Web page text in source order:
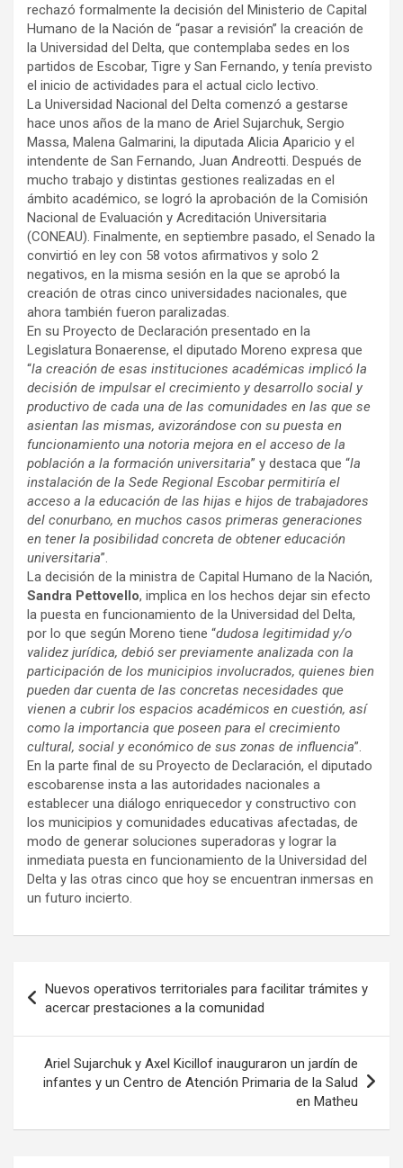
rechazó formalmente la decisión del Ministerio de Capital
Humano de la Nación de “pasar a revisión” la creación de
la Universidad del Delta, que contemplaba sedes en los
partidos de Escobar, Tigre y San Fernando, y tenía previsto
el inicio de actividades para el actual ciclo lectivo.
La Universidad Nacional del Delta comenzó a gestarse
hace unos años de la mano de Ariel Sujarchuk, Sergio
Massa, Malena Galmarini, la diputada Alicia Aparicio y el
intendente de San Fernando, Juan Andreotti. Después de
mucho trabajo y distintas gestiones realizadas en el
ámbito académico, se logró la aprobación de la Comisión
Nacional de Evaluación y Acreditación Universitaria
(CONEAU). Finalmente, en septiembre pasado, el Senado la
convirtió en ley con 58 votos afirmativos y solo 2
negativos, en la misma sesión en la que se aprobó la
creación de otras cinco universidades nacionales, que
ahora también fueron paralizadas.
En su Proyecto de Declaración presentado en la
Legislatura Bonaerense, el diputado Moreno expresa que
“la creación de esas instituciones académicas implicó la
decisión de impulsar el crecimiento y desarrollo social y
productivo de cada una de las comunidades en las que se
asientan las mismas, avizorándose con su puesta en
funcionamiento una notoria mejora en el acceso de la
población a la formación universitaria” y destaca que “la
instalación de la Sede Regional Escobar permitiría el
acceso a la educación de las hijas e hijos de trabajadores
del conurbano, en muchos casos primeras generaciones
en tener la posibilidad concreta de obtener educación
universitaria”.
La decisión de la ministra de Capital Humano de la Nación,
Sandra Pettovello, implica en los hechos dejar sin efecto
la puesta en funcionamiento de la Universidad del Delta,
por lo que según Moreno tiene “dudosa legitimidad y/o
validez jurídica, debió ser previamente analizada con la
participación de los municipios involucrados, quienes bien
pueden dar cuenta de las concretas necesidades que
vienen a cubrir los espacios académicos en cuestión, así
como la importancia que poseen para el crecimiento
cultural, social y económico de sus zonas de influencia”.
En la parte final de su Proyecto de Declaración, el diputado
escobarense insta a las autoridades nacionales a
establecer una diálogo enriquecedor y constructivo con
los municipios y comunidades educativas afectadas, de
modo de generar soluciones superadoras y lograr la
inmediata puesta en funcionamiento de la Universidad del
Delta y las otras cinco que hoy se encuentran inmersas en
un futuro incierto.
de
entradas
Nuevos operativos territoriales para facilitar trámites y
acercar prestaciones a la comunidad
Ariel Sujarchuk y Axel Kicillof inauguraron un jardín de
infantes y un Centro de Atención Primaria de la Salud
en Matheu